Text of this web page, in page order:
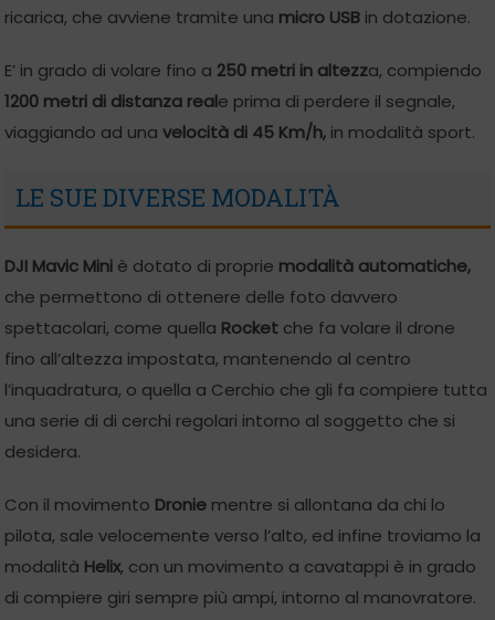
ricarica, che avviene tramite una micro USB in dotazione.
E’ in grado di volare fino a 250 metri in altezza, compiendo
1200 metri di distanza reale prima di perdere il segnale,
viaggiando ad una velocità di 45 Km/h, in modalità sport.
LE SUE DIVERSE MODALITÀ
DJI Mavic Mini è dotato di proprie modalità automatiche,
che permettono di ottenere delle foto davvero
spettacolari, come quella Rocket che fa volare il drone
fino all’altezza impostata, mantenendo al centro
l’inquadratura, o quella a Cerchio che gli fa compiere tutta
una serie di di cerchi regolari intorno al soggetto che si
desidera.
Con il movimento Dronie mentre si allontana da chi lo
pilota, sale velocemente verso l’alto, ed infine troviamo la
modalità Helix, con un movimento a cavatappi è in grado
di compiere giri sempre più ampi, intorno al manovratore.